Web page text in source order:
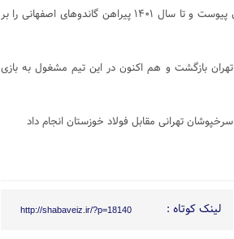
نیم فصل ۱۴۰۰ – ۱۳۹۹ در ۲۳ سالگی به تیم ذوب آهن اصفهان پیوست و تا سال ۱۴۰۱ پیراهن گاندوهای اصفهانی را بر
ساله به تیم پرسپولیس تهران بازگشت و هم اکنون در این تیم مشغول به بازی
لینک کوتاه : http://shabaveiz.ir/?p=18140